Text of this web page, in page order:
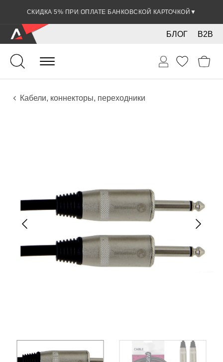
СКИДКА 5% ПРИ ОПЛАТЕ БАНКОВСКОЙ КАРТОЧКОЙ ▼
B2B
БЛОГ
Гитары
Электро инструменты
Звуковое оборудование
Кабели, коннекторы, переходники